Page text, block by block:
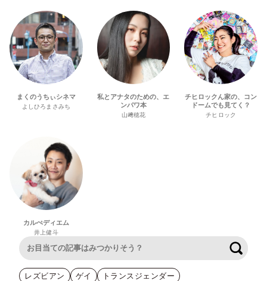
まくのうちぃシネマ
よしひろまさみち
私とアナタのための、エ
ンパワ本
山﨑穂花
チヒロックん家の、コン
ドームでも見てく？
チヒロック
カルぺディエム
井上健斗
レズビアン ゲイ
トランスジェンダー